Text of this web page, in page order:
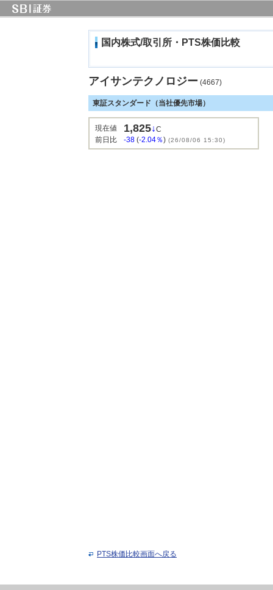
国内株式/取引所・PTS株価比較
アイサンテクノロジー (4667)
東証スタンダード（当社優先市場）
現在値 1,825↓C
前日比
-38 (-2.04％) (26/08/06 15:30)
PTS株価比較画面へ戻る